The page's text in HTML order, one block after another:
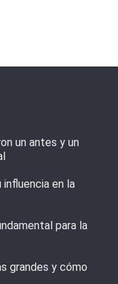
un antes y un
en la
para la
grandes y cómo